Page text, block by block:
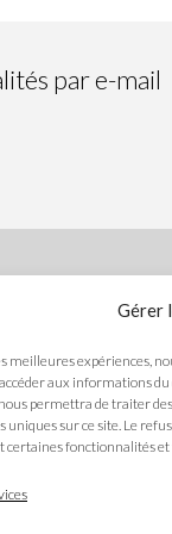
Gérer
meilleures expériences,
aux informations
permettra de traiter
uniques sur ce site. Le
certaines fonctionnalités et
par e-mail